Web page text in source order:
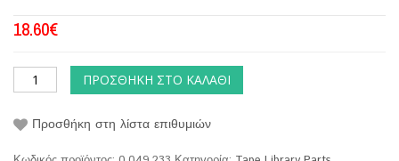
18.60€
ΠΡΟΣΘΉΚΗ ΣΤΟ ΚΑΛΆΘΙ
Προσθήκη στη λίστα επιθυμιών